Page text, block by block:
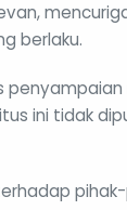
berlaku.
ini tidak